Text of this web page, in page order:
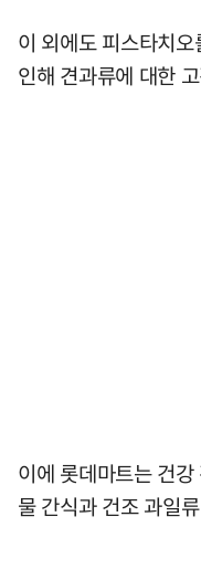
이 외에도 피스타치
인해 견과류에 대한
이에 롯데마트는 건
물 간식과 건조 과일